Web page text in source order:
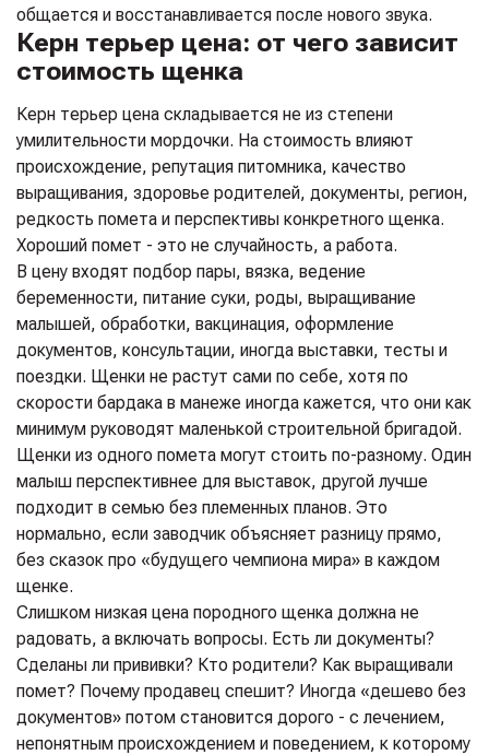
общается и восстанавливается после нового звука.
Керн терьер цена: от чего зависит
стоимость щенка
Керн терьер цена складывается не из степени
умилительности мордочки. На стоимость влияют
происхождение, репутация питомника, качество
выращивания, здоровье родителей, документы, регион,
редкость помета и перспективы конкретного щенка.
Хороший помет - это не случайность, а работа.
В цену входят подбор пары, вязка, ведение
беременности, питание суки, роды, выращивание
малышей, обработки, вакцинация, оформление
документов, консультации, иногда выставки, тесты и
поездки. Щенки не растут сами по себе, хотя по
скорости бардака в манеже иногда кажется, что они как
минимум руководят маленькой строительной бригадой.
Щенки из одного помета могут стоить по-разному. Один
малыш перспективнее для выставок, другой лучше
подходит в семью без племенных планов. Это
нормально, если заводчик объясняет разницу прямо,
без сказок про «будущего чемпиона мира» в каждом
щенке.
Слишком низкая цена породного щенка должна не
радовать, а включать вопросы. Есть ли документы?
Сделаны ли прививки? Кто родители? Как выращивали
помет? Почему продавец спешит? Иногда «дешево без
документов» потом становится дорого - с лечением,
непонятным происхождением и поведением, к которому